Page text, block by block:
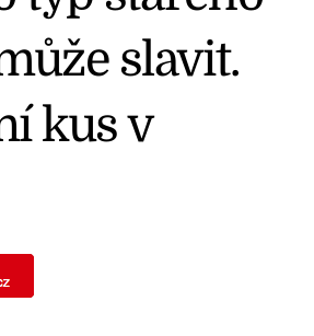
slavit.
kus v